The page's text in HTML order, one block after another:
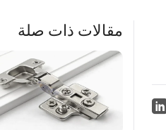
مقالات ذات صلة